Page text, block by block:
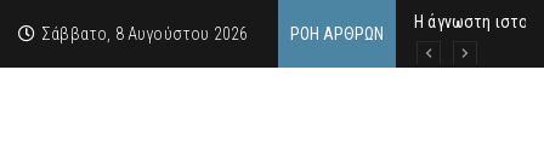
Σάββατο, 8 Αυγούστου 2026 ΡΟΉ ΆΡΘΡΩΝ
Η άγνωστη
Νέος
Σύγκληση